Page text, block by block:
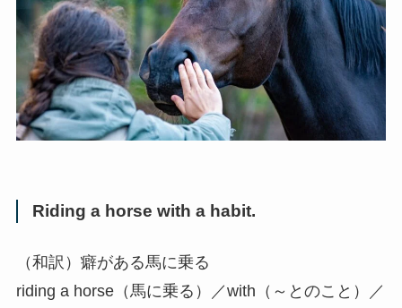
Riding a horse with a habit.
（和訳）癖がある馬に乗る
riding a horse（馬に乗る）／with（～とのこと）／